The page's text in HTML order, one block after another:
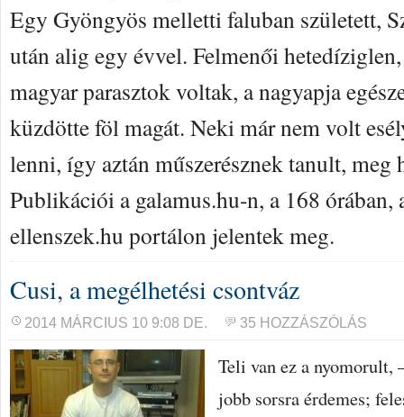
Egy Gyöngyös melletti faluban született,
után alig egy évvel. Felmenői
magyar parasztok voltak, a nagyapja
küzdötte föl magát. Neki már nem volt
lenni, így aztán műszerésznek tanult, meg
Publikációi a galamus.hu-n, a 168 órában,
ellenszek.hu portálon jelentek meg.
Cusi, a megélhetési csontváz
2014 MÁRCIUS 10 9:08 DE. 35 HOZZÁSZÓLÁS
Teli van ez a nyomorult,
jobb sorsra érdemes;